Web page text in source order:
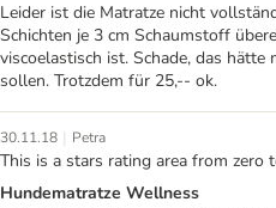
Leider ist die Matratze nicht
Schichten je 3 cm Schaumstoff
viscoelastisch ist. Schade, das hätte
sollen. Trotzdem für 25,-- ok.
30.11.18 | Petra
This is a stars rating area from zero
Hundematratze Wellness